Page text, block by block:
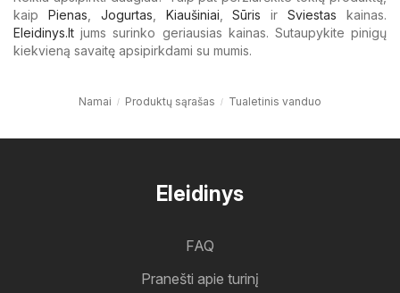
kaip Pienas Jogurtas Kiaušiniai ,Sūris irSviestas kainas.
Eleidinys.lt jums surinko geriausias kainas. Sutaupykite pinigų
kiekvieną savaitę apsipirkdami su mumis.
Namai Produktų sąrašas Tualetinis vanduo
Eleidinys
FAQ
Pranešti apie turinį